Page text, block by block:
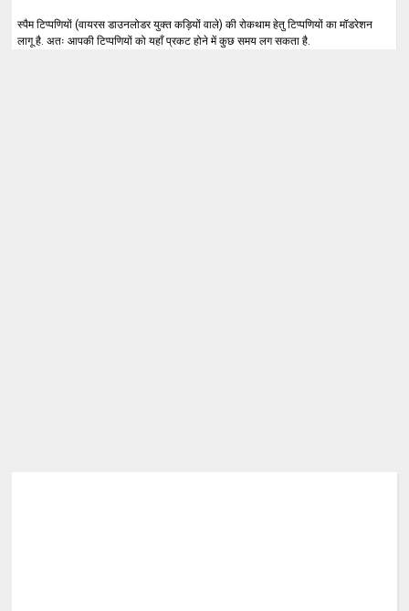
स्पैम टिप्पणियों (वायरस डाउनलोडर युक्त कड़ियों वाले) की रोकथाम हेतु टिप्पणियों का मॉडरेशन
लागू है. अतः आपकी टिप्पणियों को यहाँ प्रकट होने में कुछ समय लग सकता है.